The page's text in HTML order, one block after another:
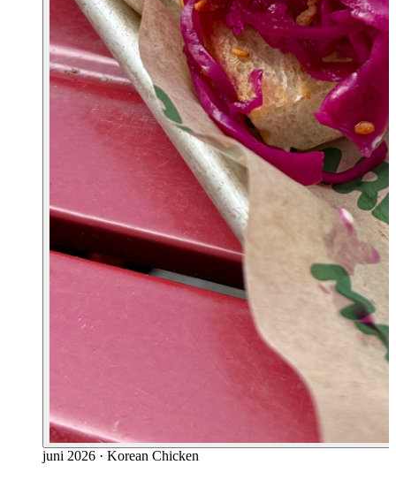
juni 2026 · Korean Chicken